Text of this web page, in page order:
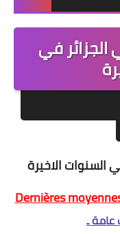
والاختبارات
المتوسط
الطبي 2021
في
الاخيرة